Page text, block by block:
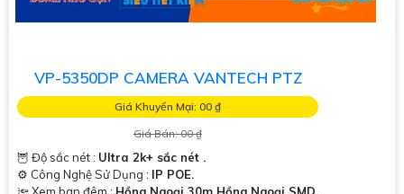
kỹ hơn.
VP-5350DP CAMERA VANTECH PTZ
Giá Khuyến Mại: 00 ₫
Giá Bán: 00 ₫
🦉 Độ sắc nét : Ultra 2k+ sắc nét .
⚙ Công Nghệ Sử Dụng : IP POE.